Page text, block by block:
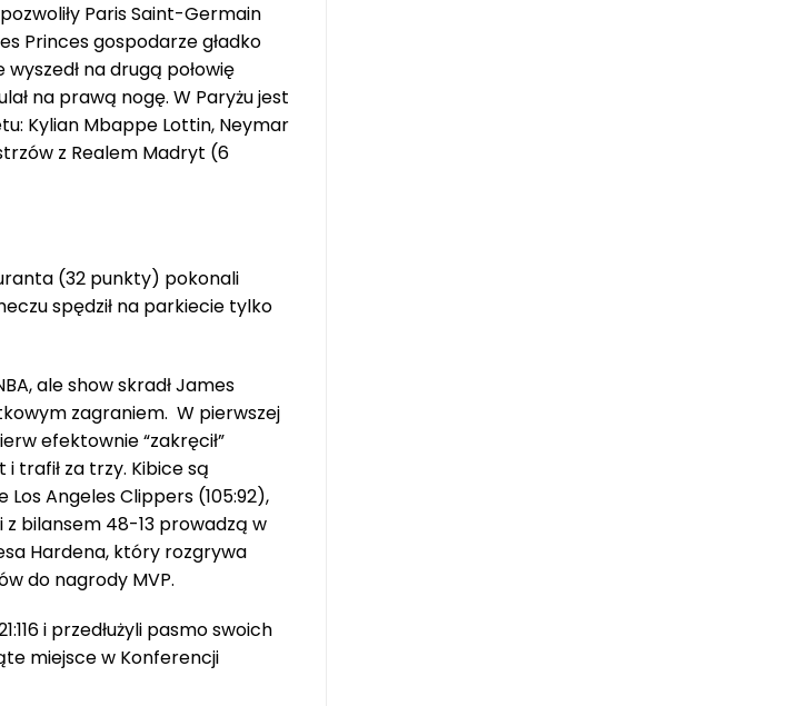
Paris Saint-Germain
Princes gospodarze gładko
na drugą połowię
na prawą nogę. W Paryżu jest
Kylian Mbappe Lottin, Neymar
z Realem Madryt (6
(32 punkty) pokonali
spędził na parkiecie tylko
ale show skradł James
zagraniem. W pierwszej
efektownie “zakręcił”
trafił za trzy. Kibice są
Angeles Clippers (105:92),
z bilansem 48-13 prowadzą w
Hardena, który rozgrywa
do nagrody MVP.
i przedłużyli pasmo swoich
miejsce w Konferencji